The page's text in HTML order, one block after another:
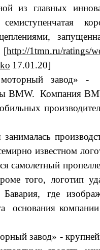
из главных
[http://1tmn.ru/ratings/
17.01.20]
завод» -
BMW. Компания
известном
самолетный
того, логотип
где
основания
завод» -